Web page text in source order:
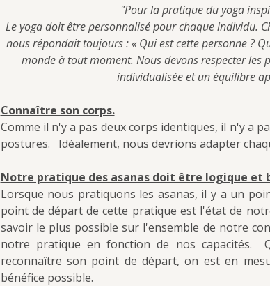
"Pour la pratique du yoga
Le yoga doit être personnalisé pour chaque individu.
nous répondait toujours : « Qui est cette personne ?
monde à tout moment. Nous devons respecter
individualisée et un équilibre
Connaître son corps.
Comme il n'y a pas deux corps identiques, il n'y a
postures.   Idéalement, nous devrions adapter
Notre pratique des asanas doit être logique et
Lorsque nous pratiquons les asanas, il y a un
point de départ de cette pratique est l'état de
savoir le plus possible sur l'ensemble de notre
notre pratique en fonction de nos capacités.
reconnaître son point de départ, on est en
bénéfice possible.